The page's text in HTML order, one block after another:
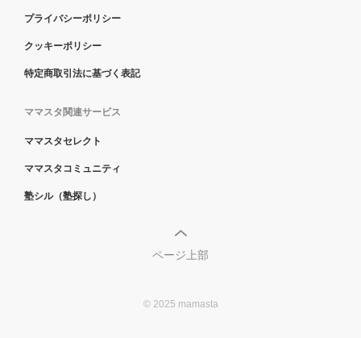
プライバシーポリシー
クッキーポリシー
特定商取引法に基づく表記
ママスタ関連サービス
ママスタセレクト
ママスタコミュニティ
塾シル（塾探し）
ページ上部
© 2025 mamasta